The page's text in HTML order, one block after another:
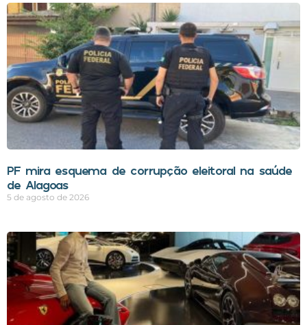
PF mira esquema de corrupção eleitoral na saúde
de Alagoas
5 de agosto de 2026